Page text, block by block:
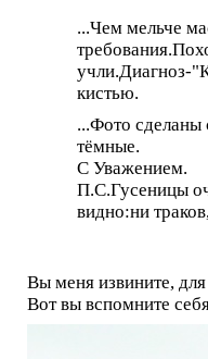
...Чем мельче
учли.Диагноз-
кистью.
...Фото сделаны
тёмные.
С Уважением.
П.С.Гусеницы
видно:ни
Вы меня извините,
Вот вы вспомните